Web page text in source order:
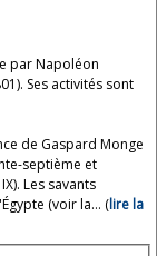
par Napoléon
Ses activités sont
de Gaspard Monge
septième et
Les savants
(voir la... (lire la